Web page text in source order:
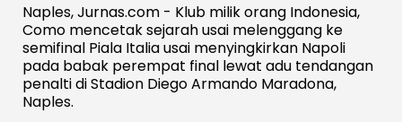
Naples, Jurnas.com - Klub milik orang Indonesia,
Como mencetak sejarah usai melenggang ke
semifinal Piala Italia usai menyingkirkan Napoli
pada babak perempat final lewat adu tendangan
penalti di Stadion Diego Armando Maradona,
Naples.